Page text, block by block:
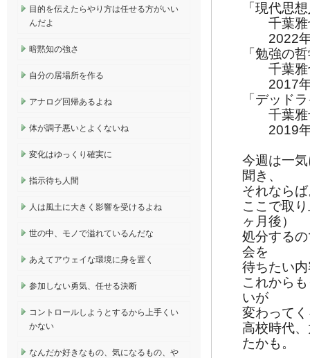
「現代思
千葉雅
2022
「勉強の
千葉雅
2017年
「デッド
千葉雅
2019年
今週は一
聞き、
それなら
ここで取
ヶ月後）
処分する
会を
待ちたい
これから
いが
変わって
高校時代
たかも。
目的を伝えたらやり方は任せる方がいい
んだよ
暗黙知の強さ
自分の居場所を作る
アナログ回帰あるよね
体が調子悪いとよくないね
変化はゆっくり確実に
指示待ち人間
人は風土に大きく影響を受けるよね
世の中、モノで溢れているんだな
あえてアウェイな環境に身を置く
参加しない勇気、任せる決断
コントロールしようとするから上手くい
かない
なんだか好きなもの、気になるもの、や